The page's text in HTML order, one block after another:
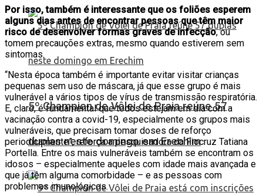
5º Champion de Vôlei de Praia reúne 57
duplas neste domingo em Erechim
Por isso, também é interessante que os foliões esperem
alguns dias antes de encontrar pessoas que têm maior
risco de desenvolver formas graves de infecção, ou
tomem precauções extras, mesmo quando estiverem sem
sintomas.
“Nesta época também é importante evitar visitar crianças
pequenas sem uso de máscara, já que esse grupo é mais
vulnerável a vários tipos de vírus de transmissão respiratória.
E, claro, é fundamental que todos estejam em dia com a
vacinação contra a covid-19, especialmente os grupos mais
vulneráveis, que precisam tomar doses de reforço
periodicamente”, reforça a pesquisadora da Fiocruz Tatiana
Portella. Entre os mais vulneráveis também se encontram os
idosos – especialmente aqueles com idade mais avançada e
que já têm alguma comorbidade – e as pessoas com
problemas imunológicos.